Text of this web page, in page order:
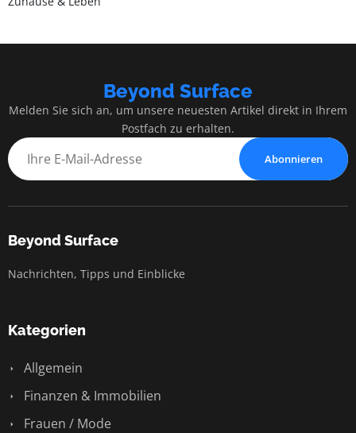
Beyond Surface
Melden Sie sich an, um unsere neuesten Artikel direkt in Ihrem
Postfach zu erhalten.
Abonnieren
Beyond Surface
Nachrichten, Tipps und Einblicke
Kategorien
Allgemein
Finanzen & Immobilien
Frauen / Mode